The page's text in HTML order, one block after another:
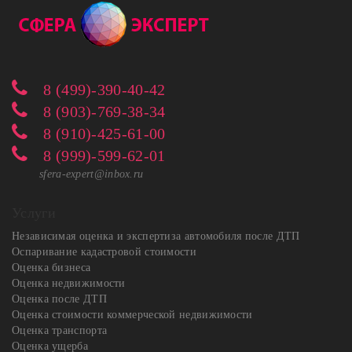
8 (499)-390-40-42
8 (903)-769-38-34
8 (910)-425-61-00
8 (999)-599-62-01
sfera-expert@inbox.ru
Независимая оценка и экспертиза автомобиля после ДТП
Оспаривание кадастровой стоимости
Оценка бизнеса
Оценка недвижимости
Оценка после ДТП
Оценка стоимости коммерческой недвижимости
Оценка транспорта
Оценка ущерба